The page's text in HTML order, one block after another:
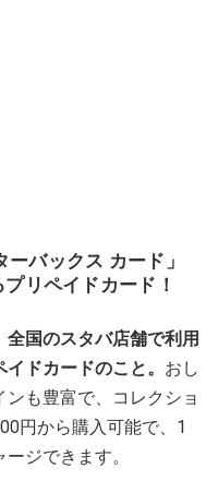
バックス カード」
リペイドカード！
全国のスタバ店舗で利用
ドカードのこと。 おし
も豊富で、コレクショ
円から購入可能で、1
ジできます。